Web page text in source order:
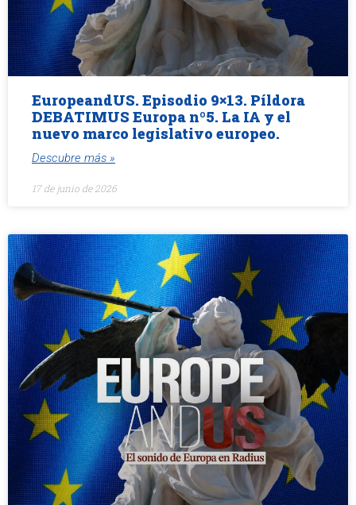
EuropeandUS. Episodio 9×13. Píldora
DEBATIMUS Europa nº5. La IA y el
nuevo marco legislativo europeo.
Descubre más »
17 de junio de 2026